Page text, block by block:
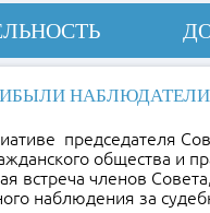
председателя
общества и
встреча членов
наблюдения за